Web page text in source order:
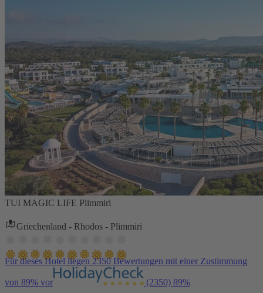
TUI MAGIC LIFE Plimmiri
Griechenland - Rhodos - Plimmiri
Für dieses Hotel liegen 2350 Bewertungen mit einer Zustimmung
von 89% vor (2350) 89%